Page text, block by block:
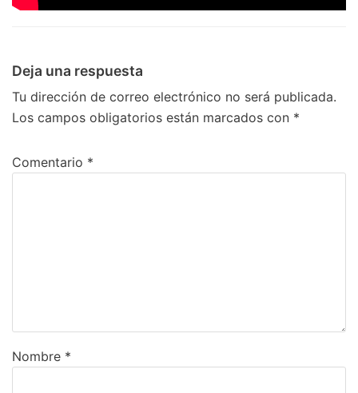
Deja una respuesta
Tu dirección de correo electrónico no será publicada.
Los campos obligatorios están marcados con *
Comentario *
Nombre *